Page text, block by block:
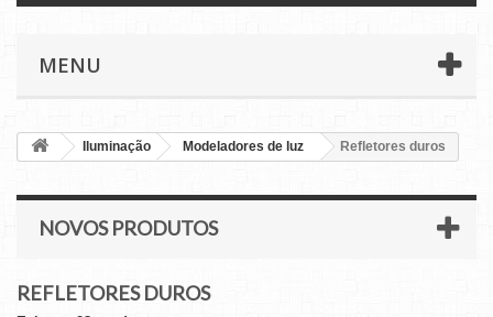
MENU
Iluminação Modeladores de luz Refletores duros
NOVOS PRODUTOS
REFLETORES DUROS